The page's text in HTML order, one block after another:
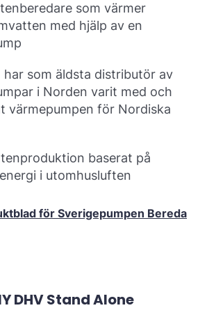
som värmer
med hjälp av en
har som äldsta distributör av
i Norden varit med och
värmepumpen för Nordiska
baserat på
i utomhusluften
för Sverigepumpen Bereda
DHV Stand Alone